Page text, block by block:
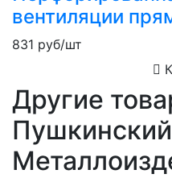
вентиляции
831 руб/шт
Другие